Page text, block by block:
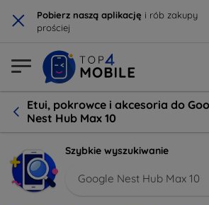
× Pobierz naszą aplikację i rób zakupy
prościej
Etui, pokrowce i akcesoria do
Nest Hub Max 10
Szybkie wyszukiwanie
Google Nest Hub Max 10